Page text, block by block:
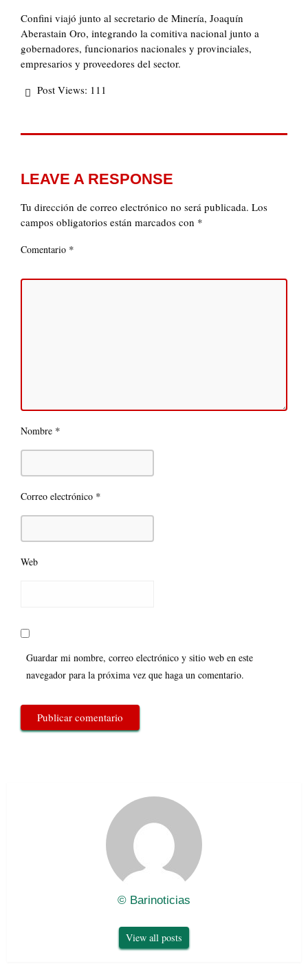
Confini viajó junto al secretario de Minería, Joaquín
Aberastain Oro, integrando la comitiva nacional junto a
gobernadores, funcionarios nacionales y provinciales,
empresarios y proveedores del sector.
Post Views: 111
LEAVE A RESPONSE
Tu dirección de correo electrónico no será publicada. Los
campos obligatorios están marcados con *
Comentario *
Nombre *
Correo electrónico *
Web
Guardar mi nombre, correo electrónico y sitio web en este
navegador para la próxima vez que haga un comentario.
© Barinoticias
View all posts